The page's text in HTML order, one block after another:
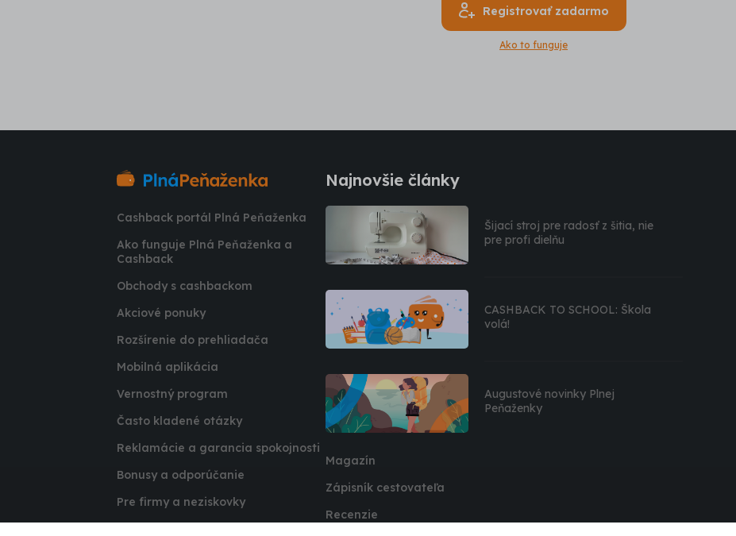
Registrovať zadarmo
Ako to funguje
Cashback portál Plná Peňaženka
Ako funguje Plná Peňaženka a
Cashback
Obchody s cashbackom
Akciové ponuky
Rozšírenie do prehliadača
Mobilná aplikácia
Vernostný program
Často kladené otázky
Reklamácie a garancia spokojnosti
Bonusy a odporúčanie
Pre firmy a neziskovky
Najnovšie články
Šijací stroj pre radosť z šitia, nie
pre profi dielňu
CASHBACK TO SCHOOL: Škola
volá!
Augustové novinky Plnej
Peňaženky
Magazín
Zápisník cestovateľa
Recenzie